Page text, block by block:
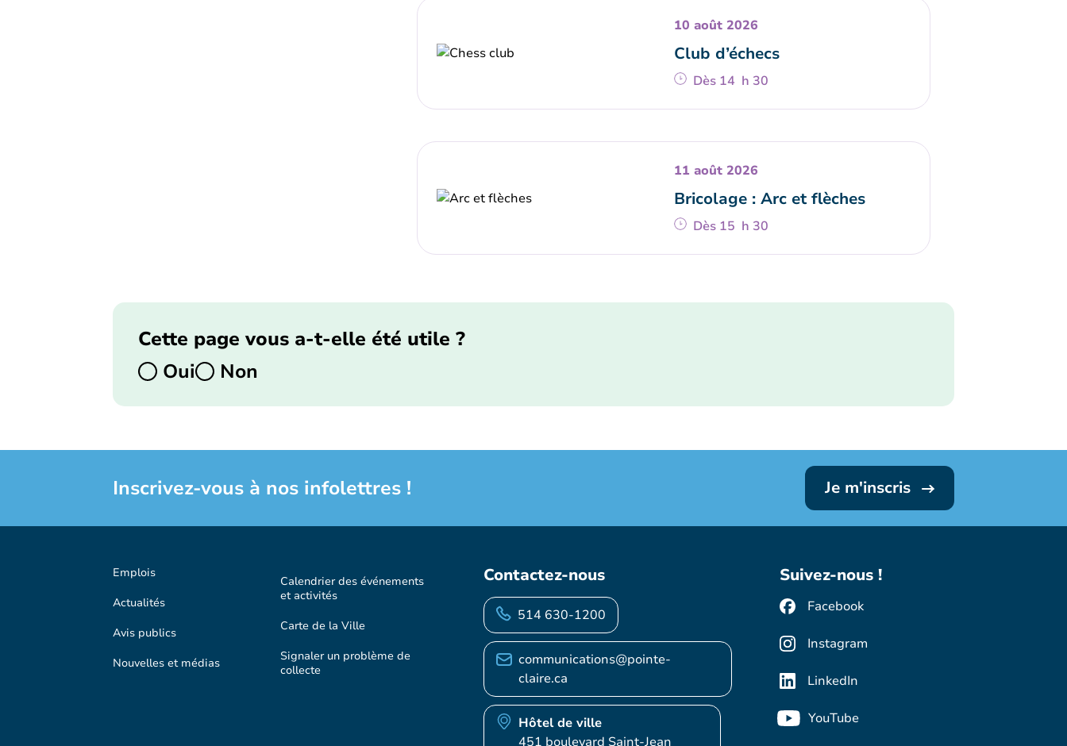
10 août 2026
Club d’échecs
Dès 14 h 30
11 août 2026
Bricolage : Arc et flèches
Dès 15 h 30
Cette page vous a-t-elle été utile ?
Oui
Non
Inscrivez-vous à nos infolettres ! Je m'inscris
Emplois
Actualités
Avis publics
Nouvelles et médias
Calendrier des événements
et activités
Carte de la Ville
Signaler un problème de
collecte
Contactez-nous
514 630-1200
communications@pointe-
claire.ca
Hôtel de ville
451 boulevard Saint-Jean
Suivez-nous !
Facebook
Instagram
LinkedIn
YouTube